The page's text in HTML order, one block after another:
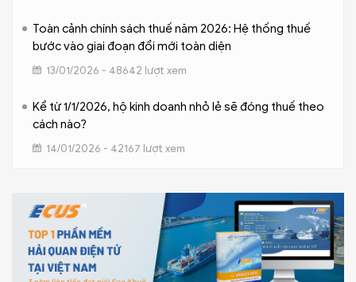
Toàn cảnh chính sách thuế năm 2026: Hệ thống thuế
bước vào giai đoạn đổi mới toàn diện
13/01/2026 - 48642 lượt xem
Kể từ 1/1/2026, hộ kinh doanh nhỏ lẻ sẽ đóng thuế theo
cách nào?
14/01/2026 - 42167 lượt xem